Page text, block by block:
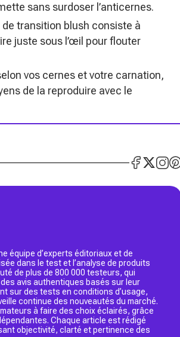
sans surdoser l’anticernes.
transition blush consiste à
juste sous l’œil pour flouter
vos cernes et votre carnation,
de la reproduire avec le
équipe d’experts éditoriaux et de
dans le test et l’analyse de produits
de plus de 800 000 testeurs, qui
avis authentiques basés sur leur
sur des tests en conditions d’usage,
continue des nouveautés du marché.
à faire des choix éclairés, grâce
Chaque article est rédigé
objectivité, clarté et pertinence des